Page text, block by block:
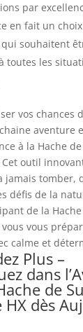
par
en fait un
souhaitent
toutes les
vos chances
aventure
à la Hache
Cet outil
jamais tomber,
défis de la
de la
vous vous
calme et
Plus –
dans
de
HX dès